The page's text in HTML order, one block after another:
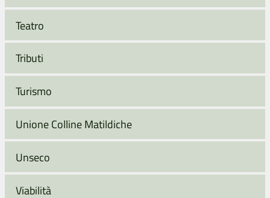
Teatro
Tributi
Turismo
Unione Colline Matildiche
Unseco
Viabilità